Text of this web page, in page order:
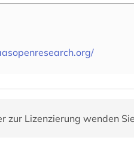
zur Lizenzierung wenden